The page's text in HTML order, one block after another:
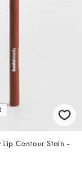
Lip Contour Stain -